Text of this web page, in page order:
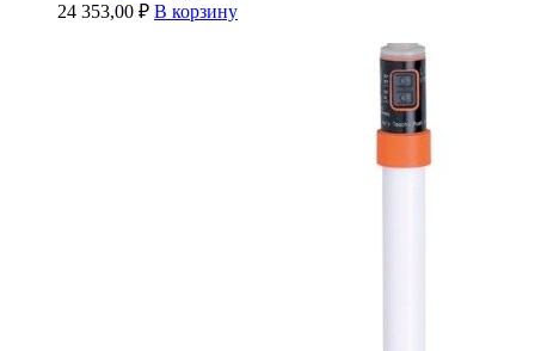
24 353,00 ₽ В корзину